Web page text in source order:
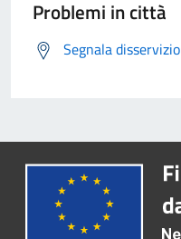
Problemi in città
Segnala disservizio